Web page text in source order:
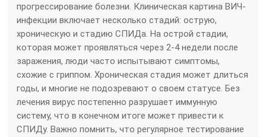
прогрессирование болезни. Клиническая картина ВИЧ-
инфекции включает несколько стадий: острую,
хроническую и стадию СПИДа. На острой стадии,
которая может проявляться через 2-4 недели после
заражения, люди часто испытывают симптомы,
схожие с гриппом. Хроническая стадия может длиться
годы, и многие не подозревают о своем статусе. Без
лечения вирус постепенно разрушает иммунную
систему, что в конечном итоге может привести к
СПИДу. Важно помнить, что регулярное тестирование